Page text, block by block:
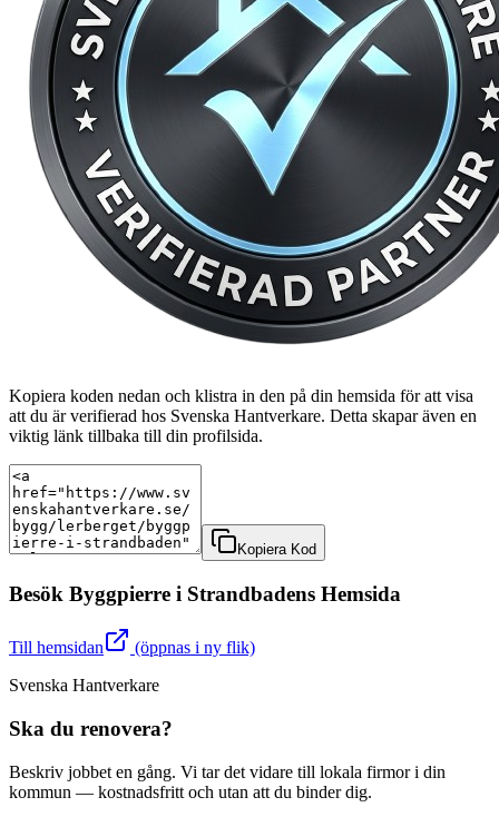
Kopiera koden nedan och klistra in den på din hemsida för att visa
att du är verifierad hos Svenska Hantverkare. Detta skapar även en
viktig länk tillbaka till din profilsida.
Kopiera Kod
Besök Byggpierre i Strandbadens Hemsida
Till hemsidan
(öppnas i ny flik)
Svenska Hantverkare
Ska du renovera?
Beskriv jobbet en gång. Vi tar det vidare till lokala firmor i din
kommun — kostnadsfritt och utan att du binder dig.